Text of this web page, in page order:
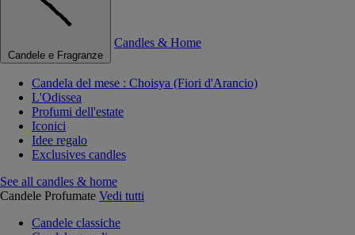
Candele e Fragranze
Candles & Home
Candela del mese : Choisya (Fiori d'Arancio)
L'Odissea
Profumi dell'estate
Iconici
Idee regalo
Exclusives candles
See all candles & home
Candele Profumate Vedi tutti
Candele classiche